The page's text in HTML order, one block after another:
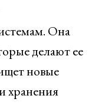
Она
делают ее
новые
хранения